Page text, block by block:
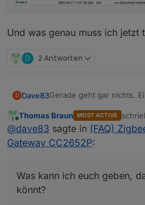
Und was genau muss ich jetzt
D 2 Antworten
D Dave83Gerade geht gar nichts.
Was kann ich euch
könnt?
Und was genau muss ich
Online
Thomas Braun MOST ACTIVE
@dave83 sagte in (FAQ)
Gateway CC2652P:
Was kann ich euch geben,
könnt?